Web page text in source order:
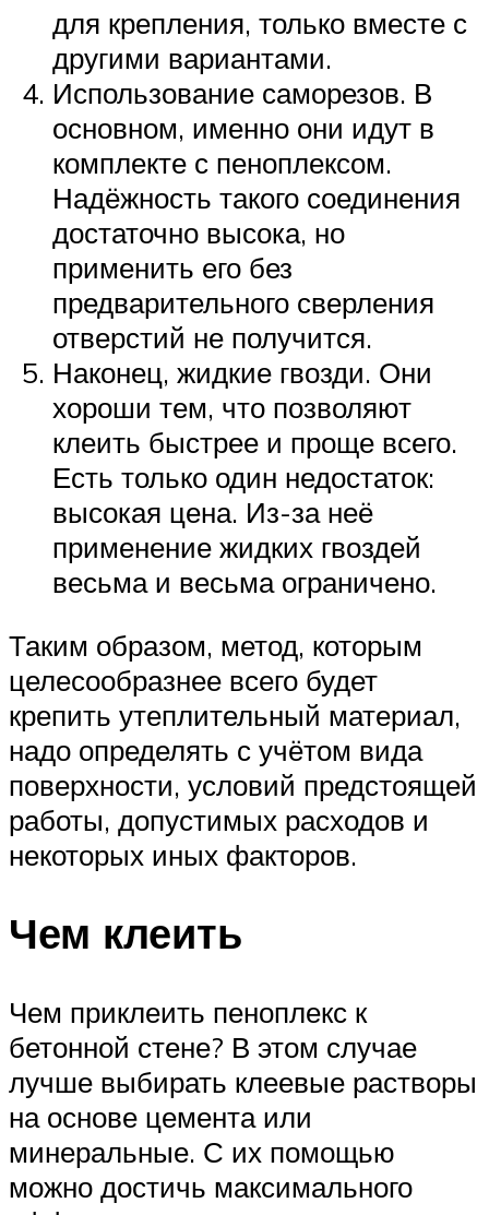
для крепления, только вместе с
другими вариантами.
Использование саморезов. В
основном, именно они идут в
комплекте с пеноплексом.
Надёжность такого соединения
достаточно высока, но
применить его без
предварительного сверления
отверстий не получится.
Наконец, жидкие гвозди. Они
хороши тем, что позволяют
клеить быстрее и проще всего.
Есть только один недостаток:
высокая цена. Из-за неё
применение жидких гвоздей
весьма и весьма ограничено.
Таким образом, метод, которым
целесообразнее всего будет
крепить утеплительный материал,
надо определять с учётом вида
поверхности, условий предстоящей
работы, допустимых расходов и
некоторых иных факторов.
Чем клеить
Чем приклеить пеноплекс к
бетонной стене? В этом случае
лучше выбирать клеевые растворы
на основе цемента или
минеральные. С их помощью
можно достичь максимального